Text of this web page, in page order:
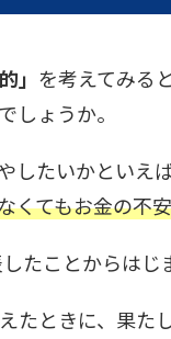
」 を考えてみる
しょうか。
したいかといえば
くてもお金の不
たことからはじ
たときに、果